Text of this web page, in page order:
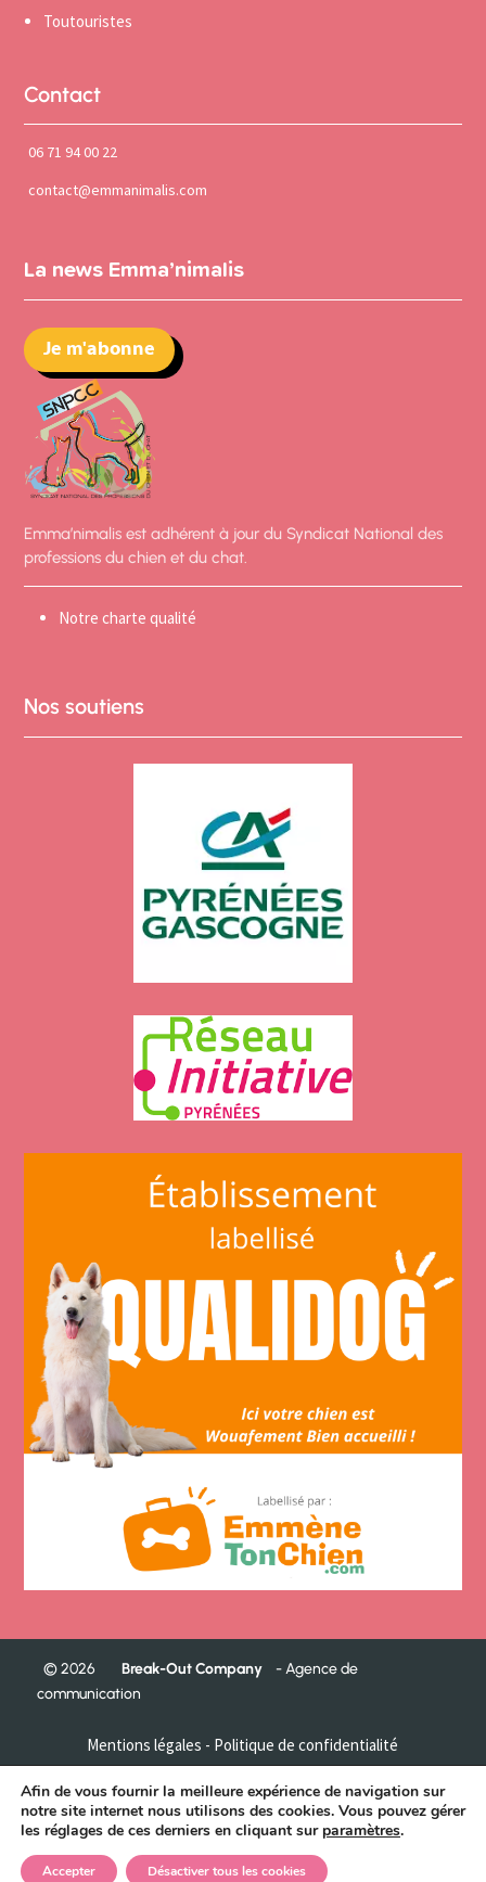
Toutouristes
Contact
06 71 94 00 22
contact@emmanimalis.com
La news Emma’nimalis
Je m'abonne
Emma’nimalis est adhérent à jour du Syndicat National des
professions du chien et du chat.
Notre charte qualité
Nos soutiens
©2026 Break-Out Company
- Agence de
communication
Mentions légales - Politique de confidentialité
Garde chien La Mongie / Pic du Midi – Garde de chien Parc
Animalier – Garde de chien Sanctuaire de Lourdes – Garde de
chien Cauterets – Garde de chien Luz/Saint Sauveur – Garde
de chien Bagnères-de-Bigorre – Garde de chien Saint-Jean-de-
Luz -Visite deChats – Visite de Chiens –
Garde de NAC’S –
Afin de vous fournir la meilleure expérience de navigation sur
notre site internet nous utilisons des cookies. Vous pouvez gérer
les réglages de ces derniers en cliquant sur paramètres.
Accepter Désactiver tous les cookies